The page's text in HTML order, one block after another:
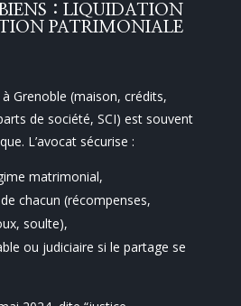
: LIQUIDATION
PATRIMONIALE
Grenoble (maison, crédits,
de société, SCI) est souvent
L’avocat sécurise :
matrimonial,
chacun (récompenses,
soulte),
ou judiciaire si le partage se